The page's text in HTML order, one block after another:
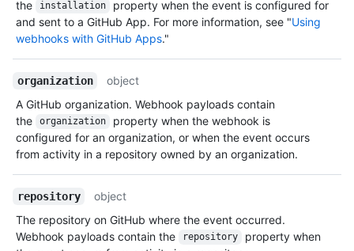
the installation
property when the event is configured for
and sent to a GitHub App. For more information, see "Using
webhooks with GitHub Apps."
organization
object
A GitHub organization. Webhook payloads contain
the
organization
property when the webhook is
configured for an organization, or when the event occurs
from activity in a repository owned by an organization.
repository
object
The repository on GitHub where the event occurred.
Webhook payloads contain the
repository
property when